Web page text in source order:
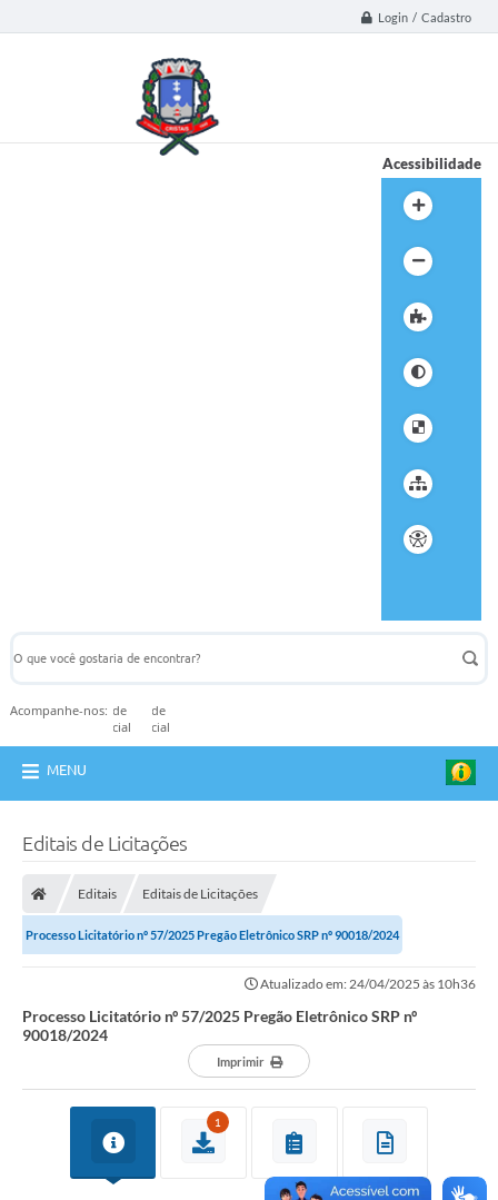
Login / Cadastro
Acessibilidade
Acompanhe-nos:
MENU
Editais de Licitações
Editais Editais de Licitações
Processo Licitatório nº 57/2025 Pregão Eletrônico SRP nº 90018/2024
Atualizado em: 24/04/2025 às 10h36
Processo Licitatório nº 57/2025 Pregão Eletrônico SRP nº
90018/2024
Imprimir
1